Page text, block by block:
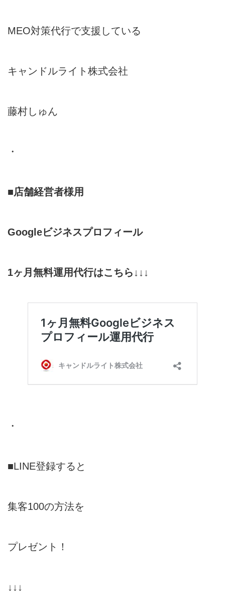
MEO対策代行で支援している
キャンドルライト株式会社
藤村しゅん
・
■店舗経営者様用
Googleビジネスプロフィール
1ヶ月無料運用代行はこちら↓↓↓
・
■LINE登録すると
集客100の方法を
プレゼント！
↓↓↓